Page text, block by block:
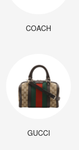
COACH
GUCCI